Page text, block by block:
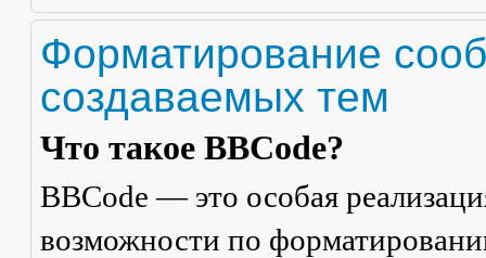
Форматирование
создаваемых тем
Что такое BBCode?
BBCode — это особая
возможности по